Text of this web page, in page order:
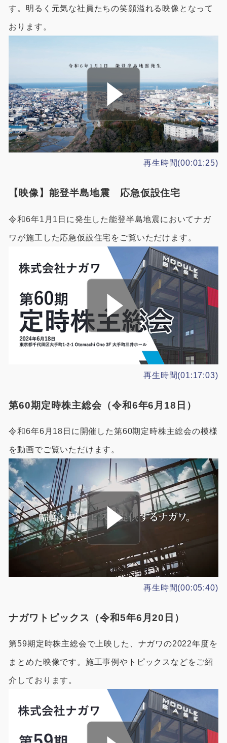
す。明るく元気な社員たちの笑顔溢れる映像となって
おります。
再生時間(00:01:25)
【映像】能登半島地震 応急仮設住宅
令和6年1月1日に発生した能登半島地震においてナガ
ワが施工した応急仮設住宅をご覧いただけます。
再生時間(01:17:03)
第60期定時株主総会（令和6年6月18日）
令和6年6月18日に開催した第60期定時株主総会の模様
を動画でご覧いただけます。
再生時間(00:05:40)
ナガワトピックス（令和5年6月20日）
第59期定時株主総会で上映した、ナガワの2022年度を
まとめた映像です。施工事例やトピックスなどをご紹
介しております。